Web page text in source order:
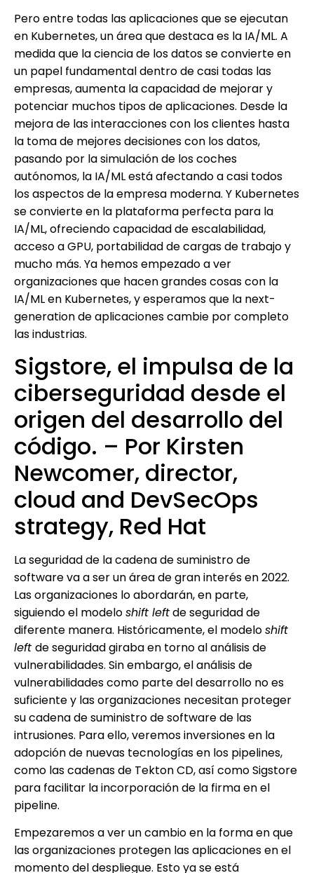
Pero entre todas las aplicaciones que se ejecutan
en Kubernetes, un área que destaca es la IA/ML. A
medida que la ciencia de los datos se convierte en
un papel fundamental dentro de casi todas las
empresas, aumenta la capacidad de mejorar y
potenciar muchos tipos de aplicaciones. Desde la
mejora de las interacciones con los clientes hasta
la toma de mejores decisiones con los datos,
pasando por la simulación de los coches
autónomos, la IA/ML está afectando a casi todos
los aspectos de la empresa moderna. Y Kubernetes
se convierte en la plataforma perfecta para la
IA/ML, ofreciendo capacidad de escalabilidad,
acceso a GPU, portabilidad de cargas de trabajo y
mucho más. Ya hemos empezado a ver
organizaciones que hacen grandes cosas con la
IA/ML en Kubernetes, y esperamos que la next-
generation de aplicaciones cambie por completo
las industrias.
Sigstore, el impulsa de la
ciberseguridad desde el
origen del desarrollo del
código. – Por Kirsten
Newcomer, director,
cloud and DevSecOps
strategy, Red Hat
La seguridad de la cadena de suministro de
software va a ser un área de gran interés en 2022.
Las organizaciones lo abordarán, en parte,
siguiendo el modeloshift leftde seguridad de
diferente manera. Históricamente, el modeloshift
left de seguridad giraba en torno al análisis de
vulnerabilidades. Sin embargo, el análisis de
vulnerabilidades como parte del desarrollo no es
suficiente y las organizaciones necesitan proteger
su cadena de suministro de software de las
intrusiones. Para ello, veremos inversiones en la
adopción de nuevas tecnologías en los pipelines,
como las cadenas de Tekton CD, así como Sigstore
para facilitar la incorporación de la firma en el
pipeline.
Empezaremos a ver un cambio en la forma en que
las organizaciones protegen las aplicaciones en el
momento del despliegue. Esto ya se está